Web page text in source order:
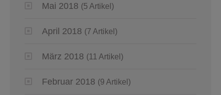
Mai 2018 (5 Artikel)
April 2018 (7 Artikel)
März 2018 (11 Artikel)
Februar 2018 (9 Artikel)